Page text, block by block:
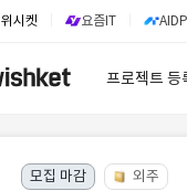
위시켓 요즘IT
프로젝트 등
모집 마감 외주